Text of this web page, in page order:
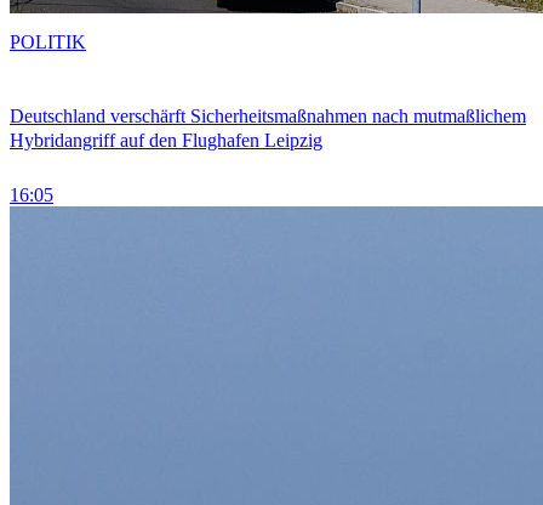
Deutschland verschärft Sicherheitsmaßnahmen nach mutmaßlichem
Hybridangriff auf den Flughafen Leipzig
16:05
POLITIK